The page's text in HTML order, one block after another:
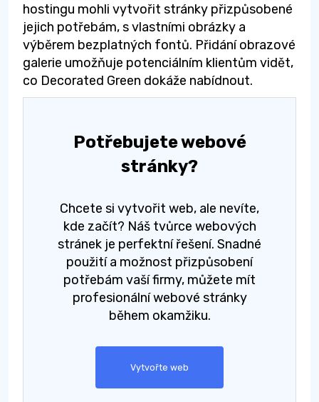
hostingu mohli vytvořit stránky přizpůsobené
jejich potřebám, s vlastními obrázky a
výběrem bezplatných fontů. Přidání obrazové
galerie umožňuje potenciálním klientům vidět,
co Decorated Green dokáže nabídnout.
Potřebujete webové
stránky?
Chcete si vytvořit web, ale nevíte,
kde začít? Náš tvůrce webových
stránek je perfektní řešení. Snadné
použití a možnost přizpůsobení
potřebám vaší firmy, můžete mít
profesionální webové stránky
během okamžiku.
Vytvořte web